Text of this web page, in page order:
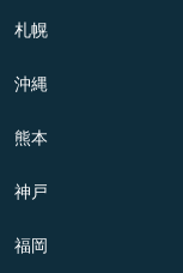
札幌
沖縄
熊本
神戸
福岡